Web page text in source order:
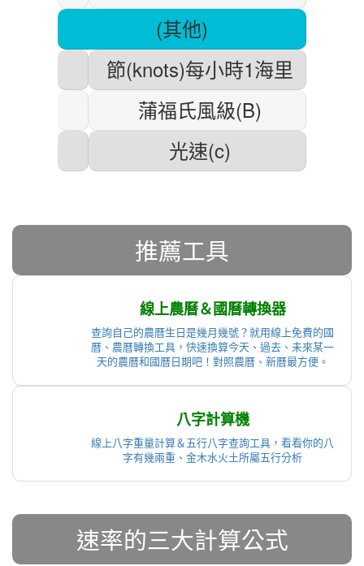
(其他)
節(knots)每小時1海里
蒲福氏風級(B)
光速(c)
推薦工具
線上農曆＆國曆轉換器
查詢自己的農曆生日是幾月幾號？就用線上免費的國
曆、農曆轉換工具，快速換算今天、過去、未來某一
天的農曆和國曆日期吧！對照農曆、新曆最方便。
八字計算機
線上八字重量計算＆五行八字查詢工具，看看你的八
字有幾兩重、金木水火土所屬五行分析
速率的三大計算公式